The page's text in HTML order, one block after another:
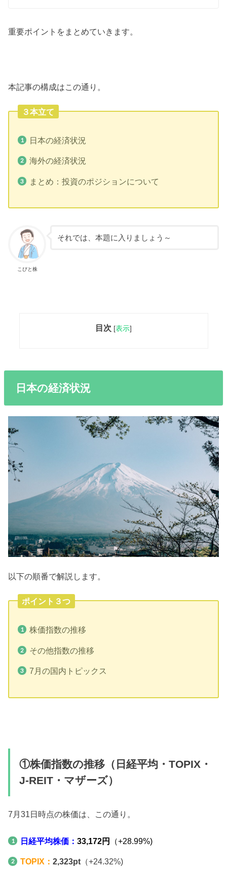
重要ポイントをまとめていきます。
本記事の構成はこの通り。
３本立て
日本の経済状況
海外の経済状況
まとめ：投資のポジションについて
こびと株
それでは、本題に入りましょう～
目次 [表示]
日本の経済状況
以下の順番で解説します。
ポイント３つ
株価指数の推移
その他指数の推移
7月の国内トピックス
①株価指数の推移（日経平均・TOPIX・
J-REIT・マザーズ）
7月31日時点の株価は、この通り。
日経平均株価： 33,172円 （+28.99%)
TOPIX： 2,323pt（+24.32%)